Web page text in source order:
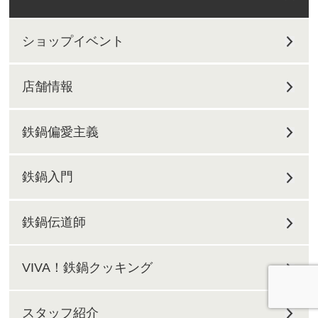
ショップイベント
店舗情報
鉄鍋偏愛主義
鉄鍋入門
鉄鍋伝道師
VIVA！鉄鍋クッキング
スタッフ紹介